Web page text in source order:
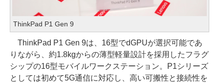
ThinkPad P1 Gen 9
ThinkPad P1 Gen 9は、16型でdGPUが選択可能であ
りながら、約1.8kgからの薄型軽量設計を採用したフラグ
シップの16型モバイルワークステーション。P1シリーズ
としては初めて5G通信に対応し、高い可搬性と接続性を